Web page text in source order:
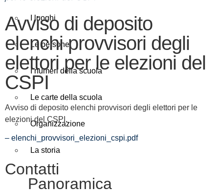
I luoghi
Le persone
I numeri della scuola
Le carte della scuola
Organizzazione
La storia
Panoramica
Avviso di deposito
elenchi provvisori degli
elettori per le elezioni del
CSPI
Avviso di deposito elenchi provvisori degli elettori per le
elezioni del CSPI.
– elenchi_provvisori_elezioni_cspi.pdf
Contatti